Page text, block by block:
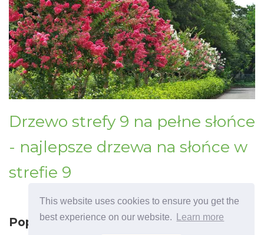
This website uses cookies to ensure you get the
best experience on our website.
Learn more
Drzewo strefy 9 na pełne słońce
- najlepsze drzewa na słońce w
strefie 9
Poprzedni artykuł